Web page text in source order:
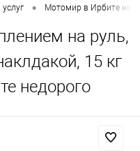
• Мотомир в Ирбите
на руль,
15 кг
недорого